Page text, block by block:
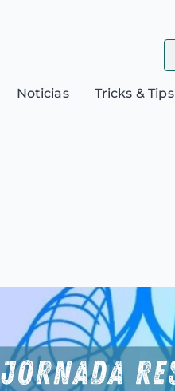
Noticias Tricks & Tips